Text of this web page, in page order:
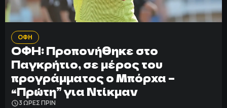
ΟΦΗ
ΟΦΗ: Προπονήθηκε στο
Παγκρήτιο, σε μέρος του
προγράμματος ο Μπόρχα –
“Πρώτη” για Ντίκμαν
3 ΩΡΕΣ ΠΡΙΝ